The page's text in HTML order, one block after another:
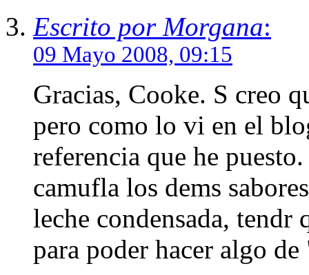
Escrito por Morgana:
09 Mayo 2008, 09:15
Gracias, Cooke. S creo
pero como lo vi en el
referencia que he
camufla los dems
leche condensada, tendr
para poder hacer algo